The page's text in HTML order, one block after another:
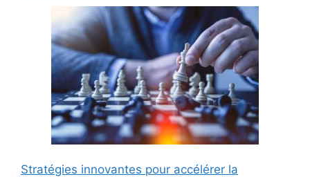
Stratégies innovantes pour accélérer la